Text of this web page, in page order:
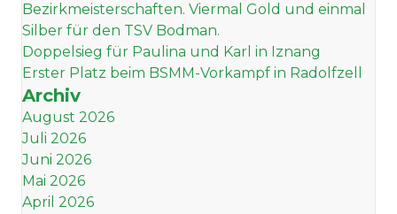
Bezirkmeisterschaften. Viermal Gold und einmal
Silber für den TSV Bodman.
Doppelsieg für Paulina und Karl in Iznang
Erster Platz beim BSMM-Vorkampf in Radolfzell
Archiv
August 2026
Juli 2026
Juni 2026
Mai 2026
April 2026